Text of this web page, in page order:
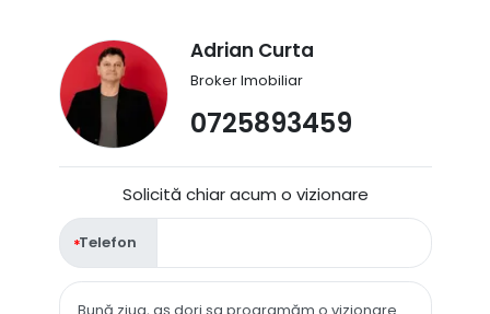
Adrian Curta
Broker Imobiliar
0725893459
Solicită chiar acum o vizionare
Telefon